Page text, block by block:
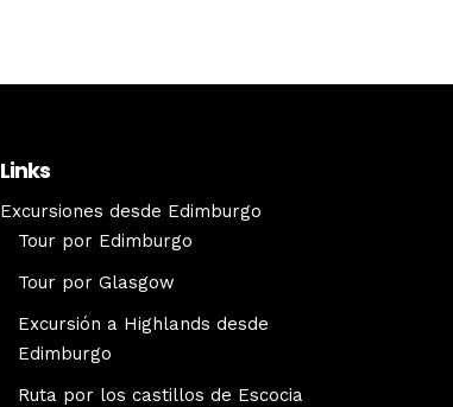
Links
Excursiones desde Edimburgo
Tour por Edimburgo
Tour por Glasgow
Excursión a Highlands desde
Edimburgo
Ruta por los castillos de Escocia